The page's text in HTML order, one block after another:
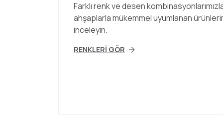
Farklı renk ve desen
ahşaplarla mükemmel uyumlanan
inceleyin.
RENKLERİ GÖR